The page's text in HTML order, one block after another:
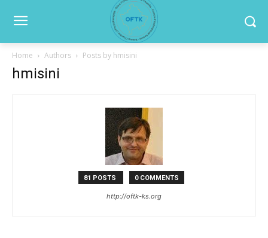
Home Authors Posts by hmisini
hmisini
81 POSTS 0 COMMENTS
http://oftk-ks.org